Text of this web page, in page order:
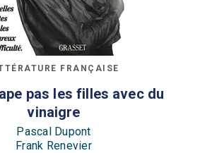
FRANÇAISE
pas les filles avec du
vinaigre
Pascal Dupont
Frank Renevier